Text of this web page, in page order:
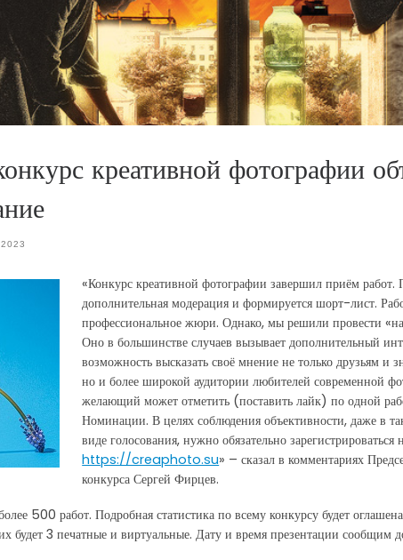
креативной фотографии
«Конкурс креативной фотографии завершил приём работ.
дополнительная модерация и формируется шорт-лист.
профессиональное жюри. Однако, мы решили провести
Оно в большинстве случаев вызывает дополнительный
возможность высказать своё мнение не только друзьям и
но и более широкой аудитории любителей современной
желающий может отметить (поставить лайк) по одной
Номинации. В целях соблюдения объективности, даже в
виде голосования, нужно обязательно зарегистрироваться
https://creaphoto.su» – сказал в комментариях
конкурса Сергей Фирцев.
500 работ. Подробная статистика по всему конкурсу будет
будет 3 печатные и виртуальные. Дату и время презентации сообщим